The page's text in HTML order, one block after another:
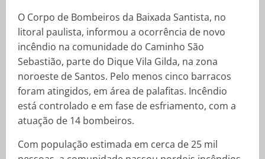
O Corpo de Bombeiros da Baixada Santista, no
litoral paulista, informou a ocorrência de novo
incêndio na comunidade do Caminho São
Sebastião, parte do Dique Vila Gilda, na zona
noroeste de Santos. Pelo menos cinco barracos
foram atingidos, em área de palafitas. Incêndio
está controlado e em fase de esfriamento, com a
atuação de 14 bombeiros.
Com população estimada em cerca de 25 mil